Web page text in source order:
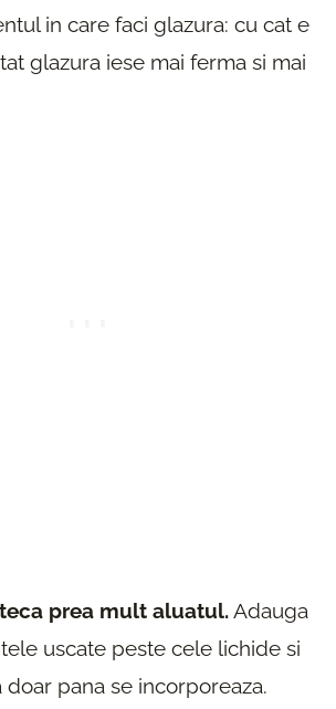
in care faci glazura: cu cat e
glazura iese mai ferma si mai
prea mult aluatul.Adauga
uscate peste cele lichide si
doar pana se incorporeaza.